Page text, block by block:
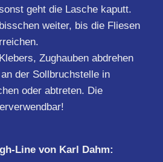
geht die Lasche kaputt.
weiter, bis die Fliesen
Zughauben abdrehen
der Sollbruchstelle in
oder abtreten. Die
Line von Karl Dahm: